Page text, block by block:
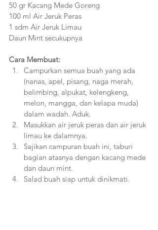
50 gr Kacang Mede Goreng
100 ml Air Jeruk Peras
1 sdm Air Jeruk Limau
Daun Mint secukupnya
Cara Membuat:
Campurkan semua buah yang ada
(nanas, apel, pisang, naga merah,
belimbing, alpukat, kelengkeng,
melon, mangga, dan kelapa muda)
dalam wadah. Aduk.
Masukkan air jeruk peras dan air jeruk
limau ke dalamnya.
Sajikan campuran buah ini, taburi
bagian atasnya dengan kacang mede
dan daun mint.
Salad buah siap untuk dinikmati.